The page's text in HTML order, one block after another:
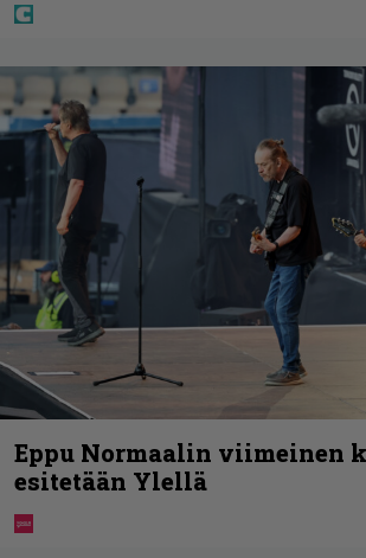
Eppu Normaalin viimeinen
esitetään Ylellä